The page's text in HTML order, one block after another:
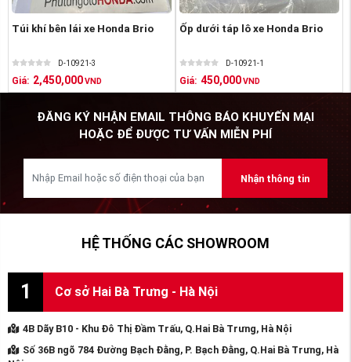
Túi khí bên lái xe Honda Brio
D-10921-3
Giá: 2,450,000 VND
Ốp dưới táp lô xe Honda Brio
D-10921-1
Giá: 450,000 VND
ĐĂNG KÝ NHẬN EMAIL THÔNG BÁO KHUYẾN MẠI
HOẶC ĐỂ ĐƯỢC TƯ VẤN MIỄN PHÍ
Nhận thông tin
HỆ THỐNG CÁC SHOWROOM
1 Cơ sở Hai Bà Trưng - Hà Nội
4B Dãy B10 - Khu Đô Thị Đầm Trấu, Q.Hai Bà Trưng, Hà Nội
Số 36B ngõ 784 Đường Bạch Đằng, P. Bạch Đằng, Q.Hai Bà Trưng, Hà